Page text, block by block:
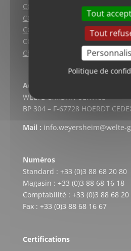
Tout
Tout
Politique de
CGV (Weyersheim)
CGV (Strasbourg)
CGV (Lyon)
CGV vente en ligne
Charte qualité
Adresse postale
WELTE CARDAN-SERVICE
BP 304 – F-67728 HOERDT
Mail : info.weyersheim@welte-
Numéros
Standard : +33 (0)3 88 68 20 80
Magasin : +33 (0)3 88 68 16 18
Comptabilité : +33 (0)3 88 68 20
Fax : +33 (0)3 88 68 16 67
Certifications